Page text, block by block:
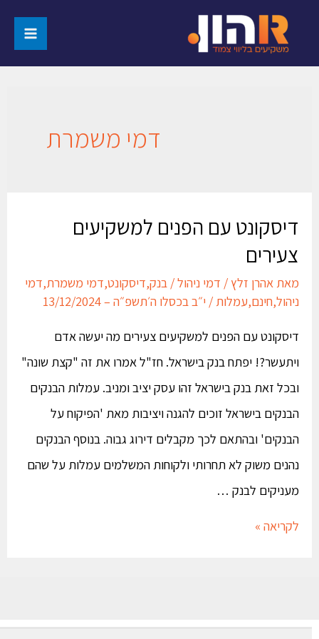
דמי משמרת
דיסקונט עם הפנים למשקיעים
צעירים
מאתאהרן זלץ/דמי ניהול/בנק,דיסקונט,דמי משמרת,דמי
ניהול,חינם,עמלות/י״ב בכסלו ה׳תשפ״ה – 13/12/2024
דיסקונט עם הפנים למשקיעים צעירים מה יעשה אדם
ויתעשר?! יפתח בנק בישראל. חז"ל אמרו את זה "קצת שונה"
ובכל זאת בנק בישראל זהו עסק יציב ומניב. עמלות הבנקים
הבנקים בישראל זוכים להגנה ויציבות מאת 'הפיקוח על
הבנקים' ובהתאם לכך מקבלים דירוג גבוה. בנוסף הבנקים
נהנים משוק לא תחרותי ולקוחות המשלמים עמלות על שהם
מעניקים לבנק …
לקריאה »